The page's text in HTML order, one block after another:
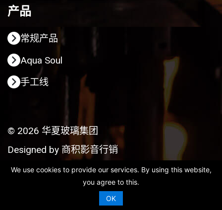
产品
常规产品
Aqua Soul
手工线
© 2026 华夏玻璃集团
Designed by 商积影音行销
We use cookies to provide our services. By using this website,
you agree to this.
OK